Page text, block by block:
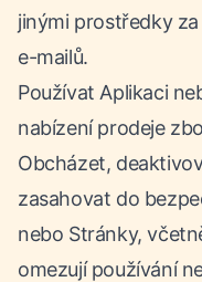
jinými prostředky
e-mailů.
Používat Aplikaci
nabízení prodeje
Obcházet,
zasahovat do
nebo Stránky,
omezují používání